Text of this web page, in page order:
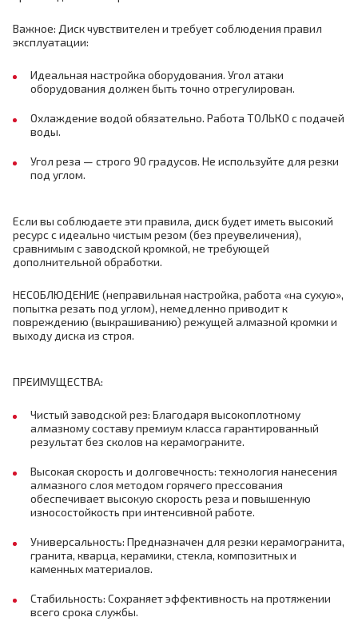
Важное: Диск чувствителен и требует соблюдения правил
эксплуатации:
Идеальная настройка оборудования. Угол атаки
оборудования должен быть точно отрегулирован.
Охлаждение водой обязательно. Работа ТОЛЬКО с подачей
воды.
Угол реза — строго 90 градусов. Не используйте для резки
под углом.
Если вы соблюдаете эти правила, диск будет иметь высокий
ресурс с идеально чистым резом (без преувеличения),
сравнимым с заводской кромкой, не требующей
дополнительной обработки.
НЕСОБЛЮДЕНИЕ (неправильная настройка, работа «на сухую»,
попытка резать под углом), немедленно приводит к
повреждению (выкрашиванию) режущей алмазной кромки и
выходу диска из строя.
ПРЕИМУЩЕСТВА:
Чистый заводской рез: Благодаря высокоплотному
алмазному составу премиум класса гарантированный
результат без сколов на керамограните.
Высокая скорость и долговечность: технология нанесения
алмазного слоя методом горячего прессования
обеспечивает высокую скорость реза и повышенную
износостойкость при интенсивной работе.
Универсальность: Предназначен для резки керамогранита,
гранита, кварца, керамики, стекла, композитных и
каменных материалов.
Стабильность: Сохраняет эффективность на протяжении
всего срока службы.